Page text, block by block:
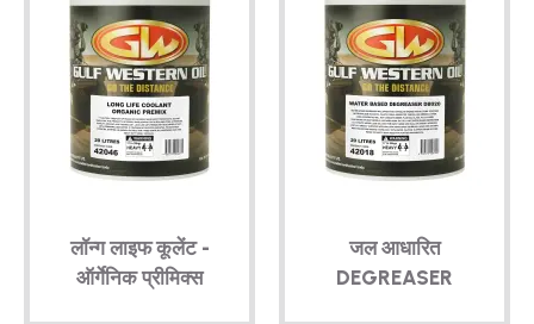
लॉन्ग लाइफ कूलेंट -
ऑर्गेनिक प्रीमिक्स
जल आधारित
DEGREASER